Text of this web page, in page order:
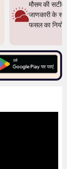
मौसम की सटीक
जाणकारी के
फसल का